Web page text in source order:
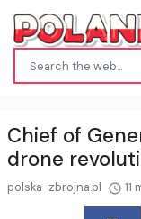
Chief of
drone
polska-zbrojna.pl 11